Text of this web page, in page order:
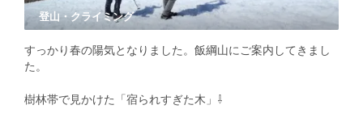
登山・クライミング
すっかり春の陽気となりました。飯綱山にご案内してきまし
た。
樹林帯で見かけた「宿られすぎた木」⇩